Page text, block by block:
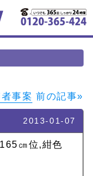
事案 前の記事»
2013-01-07
㎝位,紺色